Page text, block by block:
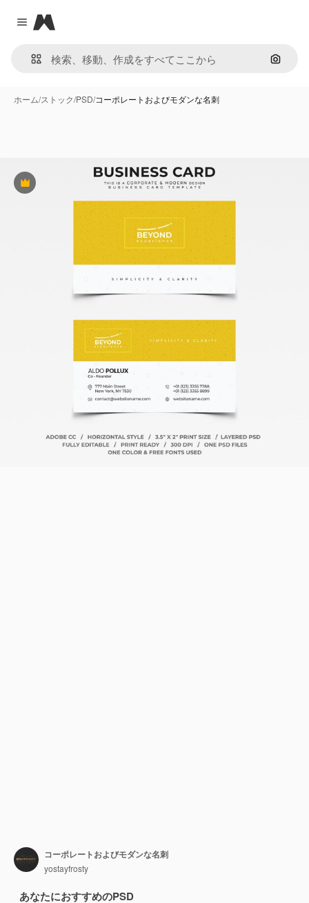
Close menu
Magnific
画像で
ホーム/ストック/PSD/コーポレートおよびモダンな名刺
Premium
コーポレートおよびモダンな名刺
yostayfrosty
あなたにおすすめのPSD